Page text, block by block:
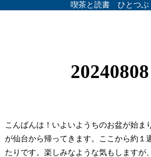
喫茶と読書 ひとつぶ
20240808
こんばんは！いよいようちのお盆が始ま
が仙台から帰ってきます。ここから約１
たりです。楽しみなような気もしますが